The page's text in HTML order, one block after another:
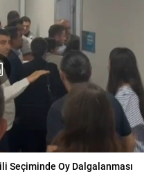
Seçiminde Oy Dalgalanması